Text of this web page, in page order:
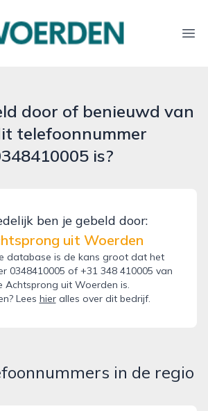
door of benieuwd van
telefoonnummer
is?
ben je gebeld door:
uit Woerden
database is de kans groot dat het
0348410005 of +31 348 410005 van
Achtsprong uit Woerden is.
Lees hieralles over dit bedrijf.
in de regio